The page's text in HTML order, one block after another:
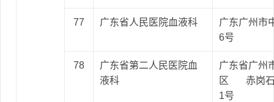
77 广东省人民医院血液科
广东广州市
6号
78
广东省第二人民医院血
液科
广东省广州
区 赤岗石
1号